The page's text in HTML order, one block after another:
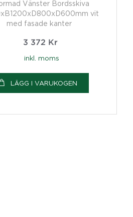
Vänster Bordsskiva
vit
med fasade kanter
3 372 Kr
inkl. moms
LÄGG I VARUKOGEN